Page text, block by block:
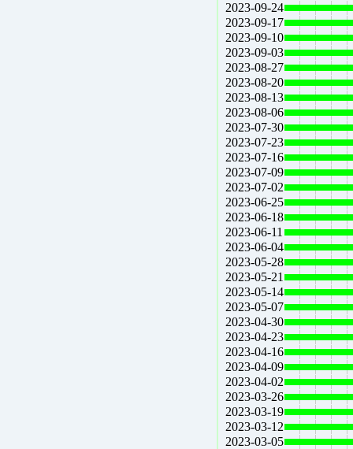
2023-09-24
2023-09-17
2023-09-10
2023-09-03
2023-08-27
2023-08-20
2023-08-13
2023-08-06
2023-07-30
2023-07-23
2023-07-16
2023-07-09
2023-07-02
2023-06-25
2023-06-18
2023-06-11
2023-06-04
2023-05-28
2023-05-21
2023-05-14
2023-05-07
2023-04-30
2023-04-23
2023-04-16
2023-04-09
2023-04-02
2023-03-26
2023-03-19
2023-03-12
2023-03-05